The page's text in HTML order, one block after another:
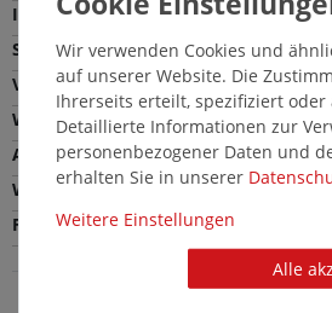
Innenmaterial
Leder
Sohle
Leichtzell
Verschlussart
Schlupfschuh
Weite
Bequeme Weite
Absatzhöhe
2,5 cm
Wechselfußbett
Nein
Farbe
Grün
Wir verwenden Cookies und
auf unserer Website. Die
Ihrerseits erteilt, spezifiziert
Detaillierte Informationen zur
personenbezogener Daten und
erhalten Sie in unserer
Weitere Einstellungen
Alle